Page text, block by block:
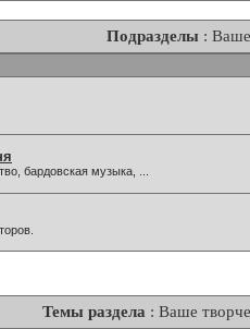
Подразделы :
бардовская музыка, ...
Темы раздела : Ваше